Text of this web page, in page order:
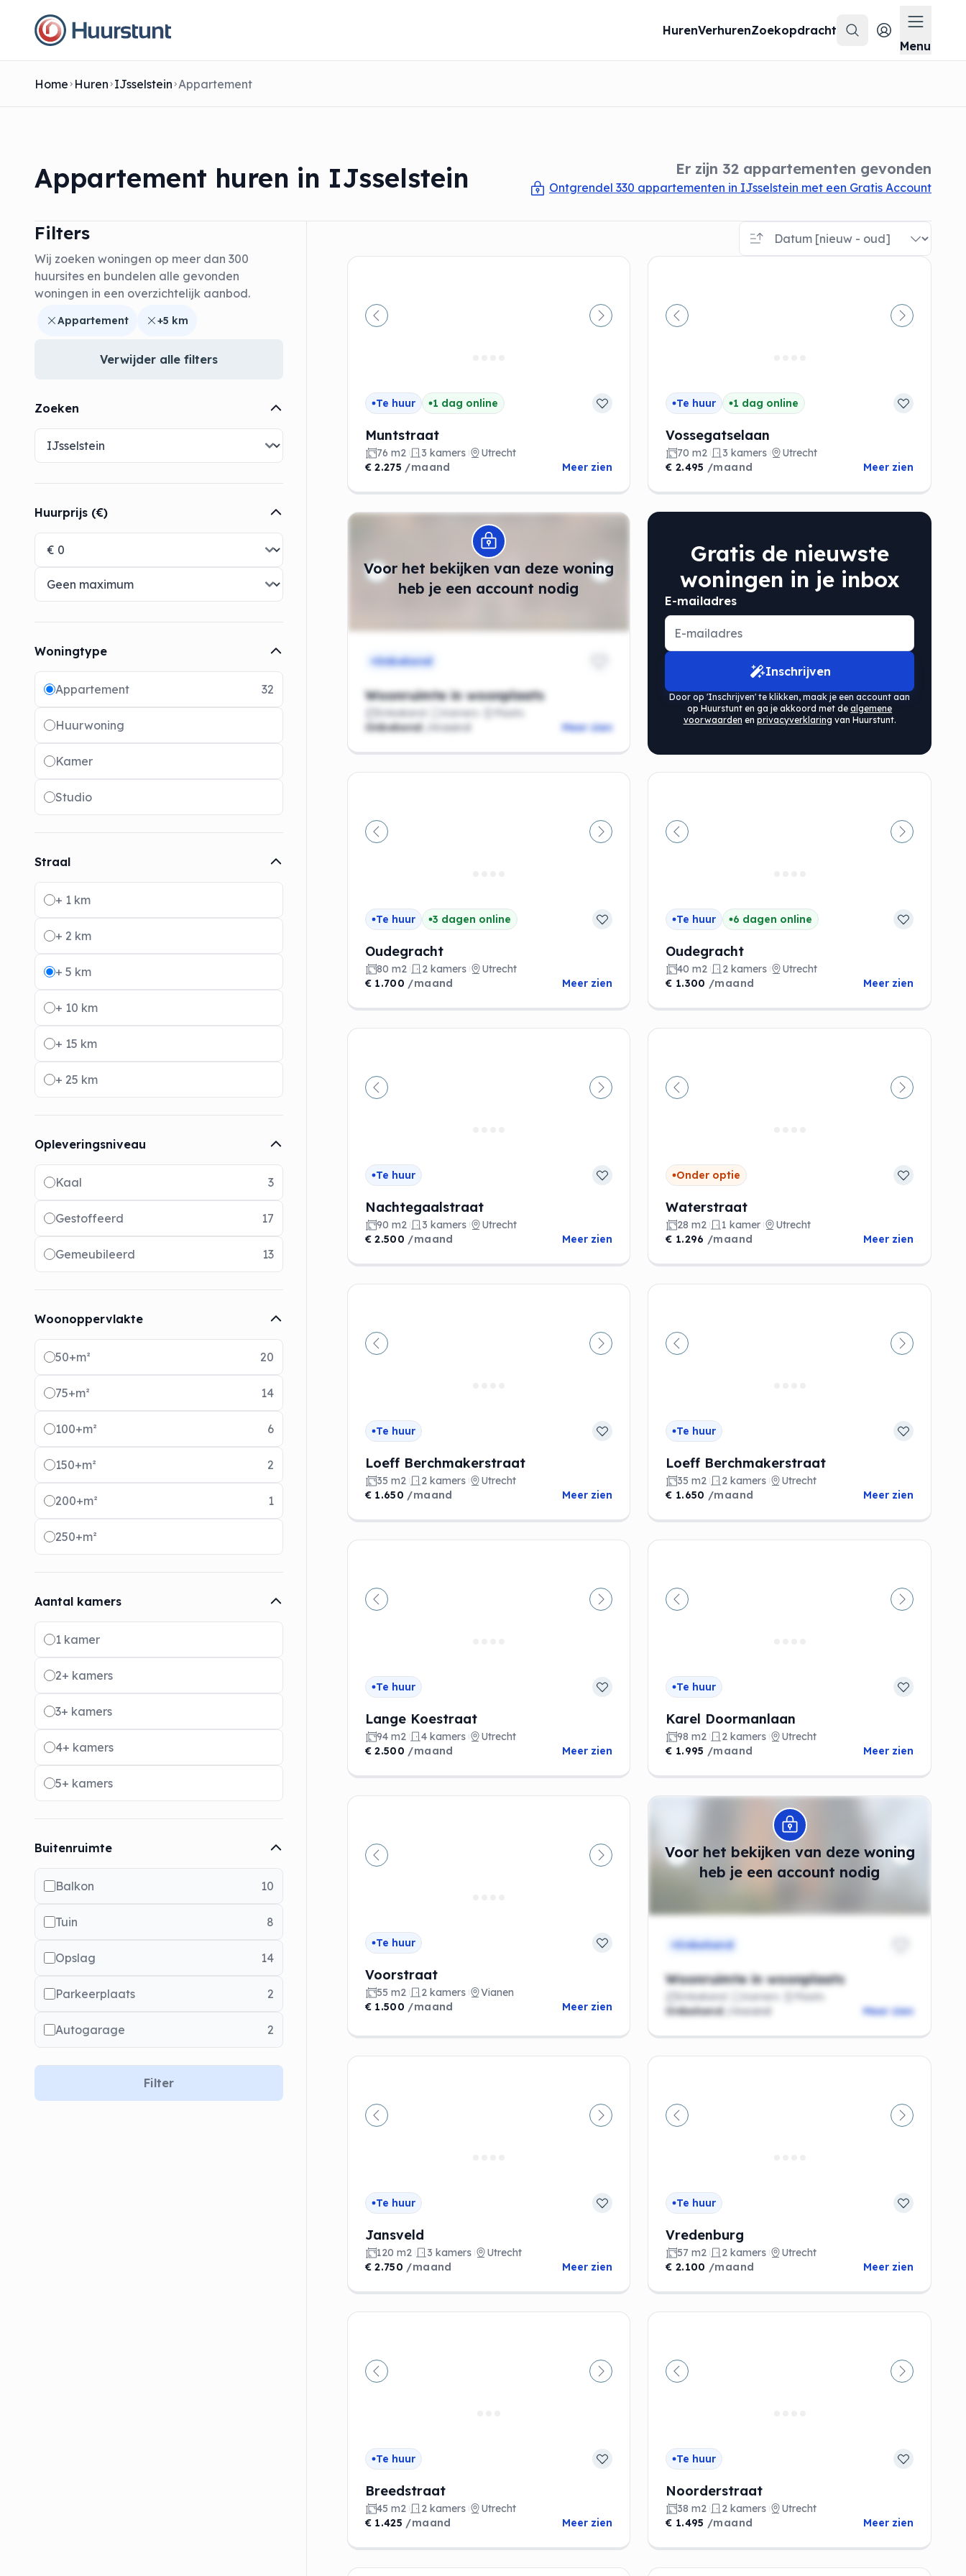
HurenVerhurenZoekopdracht
Zoeken
Menu
Menu
Home Huren IJsselstein Appartement
Appartement huren in IJsselstein Er zijn 32 appartementen gevonden
Ontgrendel 330 appartementen in IJsselstein met een Gratis Account
Filters
Wij zoeken woningen op meer dan 300
huursites en bundelen alle gevonden
woningen in een overzichtelijk aanbod.
Appartement +5 km
Verwijder alle filters
Zoeken
Huurprijs (€)
Woningtype
Radio buttons
Appartement 32
Huurwoning
Kamer
Studio
Straal
Radio buttons
+ 1 km
+ 2 km
+ 5 km
+ 10 km
+ 15 km
+ 25 km
Opleveringsniveau
Radio buttons
Kaal 3
Gestoffeerd 17
Gemeubileerd 13
Woonoppervlakte
Radio buttons
50+m² 20
75+m² 14
100+m² 6
150+m² 2
200+m² 1
250+m²
Aantal kamers
Radio buttons
1 kamer
2+ kamers
3+ kamers
4+ kamers
5+ kamers
Buitenruimte
Balkon 10
Tuin 8
Opslag 14
Parkeerplaats 2
Autogarage 2
Filter
Vorige Volgende
Te huur 1 dag online
Muntstraat
76 m2 3 kamers
Utrecht
€ 2.275 /maand Meer zien
Vorige Volgende
Te huur 1 dag online
Vossegatselaan
70 m2 3 kamers
Utrecht
€ 2.495 /maand Meer zien
Voor het bekijken van deze woning
heb je een account nodig
Modal openen
Onbekend
Woonruimte in woonplaats
Onbekend Kamers
Plaats
Onbekend
/maand Meer zien
Gratis de nieuwste
woningen in je inbox
E-mailadres
Inschrijven
Door op 'Inschrijven' te klikken, maak je een account aan
op Huurstunt en ga je akkoord met dealgemene
voorwaarden en privacyverklaring van Huurstunt.
Vorige Volgende
Te huur 3 dagen online
Oudegracht
80 m2 2 kamers
Utrecht
€ 1.700 /maand Meer zien
Vorige Volgende
Te huur 6 dagen online
Oudegracht
40 m2 2 kamers
Utrecht
€ 1.300 /maand Meer zien
Vorige Volgende
Te huur
Nachtegaalstraat
90 m2 3 kamers
Utrecht
€ 2.500 /maand Meer zien
Vorige Volgende
Onder optie
Waterstraat
28 m2 1 kamer
Utrecht
€ 1.296 /maand Meer zien
Vorige Volgende
Te huur
Loeff Berchmakerstraat
35 m2 2 kamers
Utrecht
€ 1.650 /maand Meer zien
Vorige Volgende
Te huur
Loeff Berchmakerstraat
35 m2 2 kamers
Utrecht
€ 1.650 /maand Meer zien
Vorige Volgende
Te huur
Lange Koestraat
94 m2 4 kamers
Utrecht
€ 2.500 /maand Meer zien
Vorige Volgende
Te huur
Karel Doormanlaan
98 m2 2 kamers
Utrecht
€ 1.995 /maand Meer zien
Vorige Volgende
Te huur
Voorstraat
55 m2 2 kamers
Vianen
€ 1.500 /maand Meer zien
Voor het bekijken van deze woning
heb je een account nodig
Modal openen
Onbekend
Woonruimte in woonplaats
Onbekend Kamers
Plaats
Onbekend
/maand Meer zien
Vorige Volgende
Te huur
Jansveld
120 m2 3 kamers
Utrecht
€ 2.750 /maand Meer zien
Vorige Volgende
Te huur
Vredenburg
57 m2 2 kamers
Utrecht
€ 2.100 /maand Meer zien
Vorige Volgende
Te huur
Breedstraat
45 m2 2 kamers
Utrecht
€ 1.425 /maand Meer zien
Vorige Volgende
Te huur
Noorderstraat
38 m2 2 kamers
Utrecht
€ 1.495 /maand Meer zien